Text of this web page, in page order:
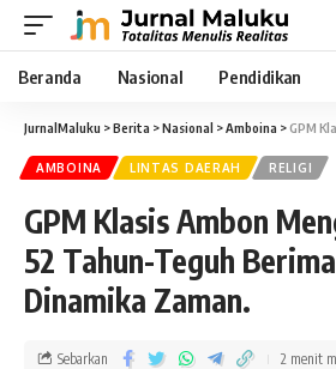
Beranda Nasional Pendidikan
JurnalMaluku >Berita >Nasional >Amboina >GPM Klasis
AMBOINA LINTAS DAERAH RELIGI
GPM Klasis Ambon
52 Tahun-Teguh
Dinamika Zaman.
Sebarkan 2 menit